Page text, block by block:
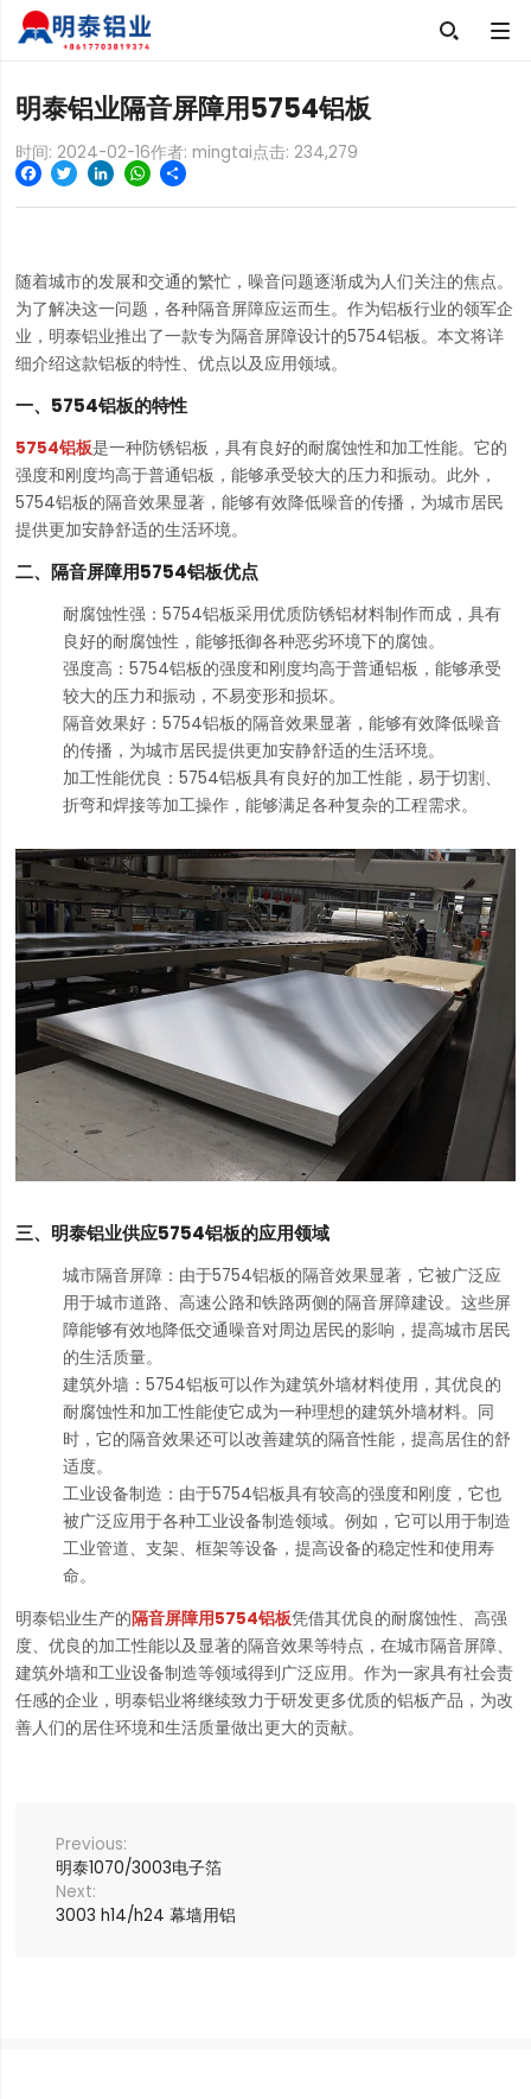

明泰铝业隔音屏障用5754铝板
时间: 2024-02-16作者: mingtai点击: 234,279
Facebook
TwitterLinkedInWhatsApp
Share
随着城市的发展和交通的繁忙，噪音问题逐渐成为人们关注的焦点。
为了解决这一问题，各种隔音屏障应运而生。作为铝板行业的领军企
业，明泰铝业推出了一款专为隔音屏障设计的5754铝板。本文将详
细介绍这款铝板的特性、优点以及应用领域。
一、5754铝板的特性
5754铝板是一种防锈铝板，具有良好的耐腐蚀性和加工性能。它的
强度和刚度均高于普通铝板，能够承受较大的压力和振动。此外，
5754铝板的隔音效果显著，能够有效降低噪音的传播，为城市居民
提供更加安静舒适的生活环境。
二、隔音屏障用5754铝板优点
耐腐蚀性强：5754铝板采用优质防锈铝材料制作而成，具有
良好的耐腐蚀性，能够抵御各种恶劣环境下的腐蚀。
强度高：5754铝板的强度和刚度均高于普通铝板，能够承受
较大的压力和振动，不易变形和损坏。
隔音效果好：5754铝板的隔音效果显著，能够有效降低噪音
的传播，为城市居民提供更加安静舒适的生活环境。
加工性能优良：5754铝板具有良好的加工性能，易于切割、
折弯和焊接等加工操作，能够满足各种复杂的工程需求。
三、明泰铝业供应5754铝板的应用领域
城市隔音屏障：由于5754铝板的隔音效果显著，它被广泛应
用于城市道路、高速公路和铁路两侧的隔音屏障建设。这些屏
障能够有效地降低交通噪音对周边居民的影响，提高城市居民
的生活质量。
建筑外墙：5754铝板可以作为建筑外墙材料使用，其优良的
耐腐蚀性和加工性能使它成为一种理想的建筑外墙材料。同
时，它的隔音效果还可以改善建筑的隔音性能，提高居住的舒
适度。
工业设备制造：由于5754铝板具有较高的强度和刚度，它也
被广泛应用于各种工业设备制造领域。例如，它可以用于制造
工业管道、支架、框架等设备，提高设备的稳定性和使用寿
命。
明泰铝业生产的隔音屏障用5754铝板凭借其优良的耐腐蚀性、高强
度、优良的加工性能以及显著的隔音效果等特点，在城市隔音屏障、
建筑外墙和工业设备制造等领域得到广泛应用。作为一家具有社会责
任感的企业，明泰铝业将继续致力于研发更多优质的铝板产品，为改
善人们的居住环境和生活质量做出更大的贡献。
明泰1070/3003电子箔
3003 h14/h24 幕墙用铝